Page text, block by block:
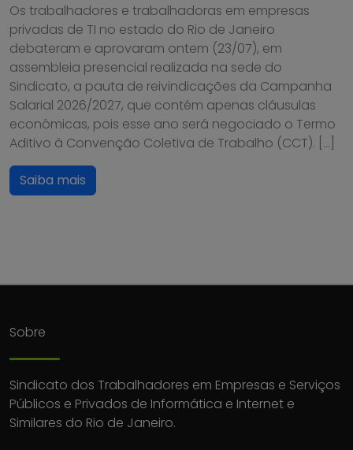
Os trabalhadores e trabalhadoras em empresas
privadas de TI no estado do Rio de Janeiro
debateram e aprovaram ontem (23/07), em
assembleia presencial realizada na sede do
Sindicato, a pauta de reivindicações da Campanha
Salarial 2026/2027, que contém apenas cláusulas
econômicas, pois esse ano será negociado o Termo
Aditivo à Convenção Coletiva de Trabalho (CCT). […]
Saiba mais
Sobre
Sindicato dos Trabalhadores em Empresas e Serviços
Públicos e Privados de Informática e Internet e
Similares do Rio de Janeiro.